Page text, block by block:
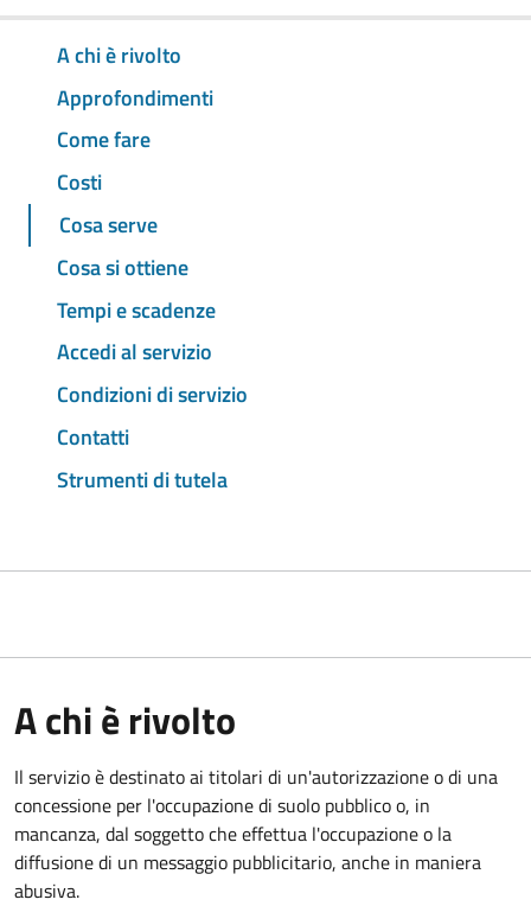
A chi è rivolto
Approfondimenti
Come fare
Costi
Cosa serve
Cosa si ottiene
Tempi e scadenze
Accedi al servizio
Condizioni di servizio
Contatti
Strumenti di tutela
A chi è rivolto
Il servizio è destinato ai titolari di un'autorizzazione o di una
concessione per l'occupazione di suolo pubblico o, in
mancanza, dal soggetto che effettua l'occupazione o la
diffusione di un messaggio pubblicitario, anche in maniera
abusiva.